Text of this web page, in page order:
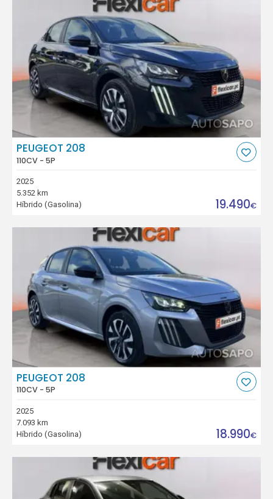
PEUGEOT 208
110CV - 5P
2025
5.352 km
Híbrido (Gasolina)
19.490€
PEUGEOT 208
110CV - 5P
2025
7.093 km
Híbrido (Gasolina)
18.990€